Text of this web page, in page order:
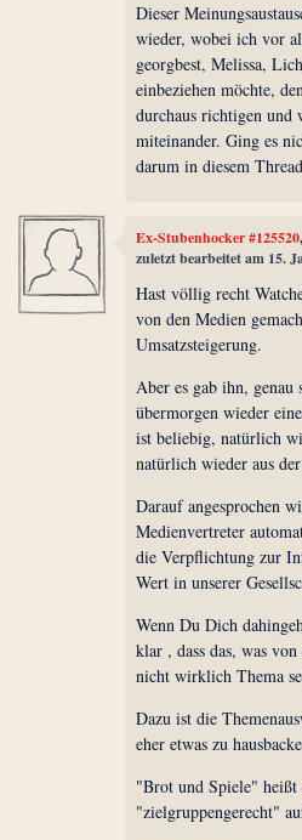
Dieser
wieder, wobei ich vor
georgbest, Melissa,
einbeziehen möchte,
durchaus richtigen und
miteinander. Ging es
darum in diesem
Ex-Stubenhocker #125520
zuletzt bearbeitet am 15.
Hast völlig recht
von den Medien
Umsatzsteigerung.
Aber es gab ihn, genau
übermorgen wieder
ist beliebig, natürlich
natürlich wieder aus
Darauf angesprochen
Medienvertreter
die Verpflichtung zur
Wert in unserer
Wenn Du Dich
klar , dass das, was
nicht wirklich Thema
Dazu ist die
eher etwas zu
"Brot und Spiele" heißt
"zielgruppengerecht"